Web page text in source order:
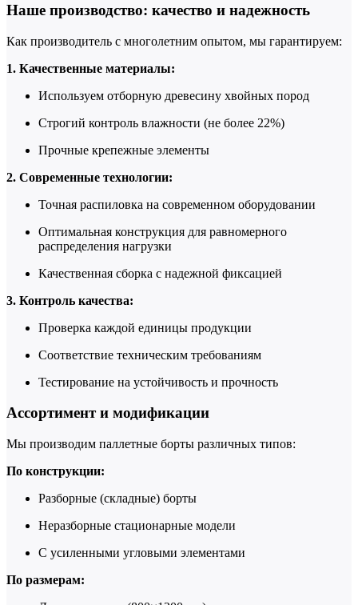
Наше производство: качество и надежность
Как производитель с многолетним опытом, мы гарантируем:
1. Качественные материалы:
Используем отборную древесину хвойных пород
Строгий контроль влажности (не более 22%)
Прочные крепежные элементы
2. Современные технологии:
Точная распиловка на современном оборудовании
Оптимальная конструкция для равномерного
распределения нагрузки
Качественная сборка с надежной фиксацией
3. Контроль качества:
Проверка каждой единицы продукции
Соответствие техническим требованиям
Тестирование на устойчивость и прочность
Ассортимент и модификации
Мы производим паллетные борты различных типов:
По конструкции:
Разборные (складные) борты
Неразборные стационарные модели
С усиленными угловыми элементами
По размерам: